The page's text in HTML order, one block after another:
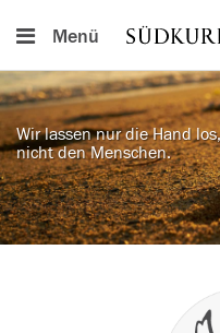
Menü
Wir lassen nur die Hand los,
nicht den Menschen.